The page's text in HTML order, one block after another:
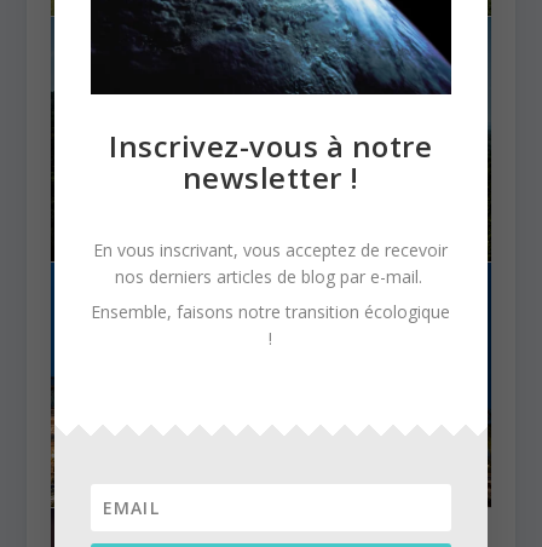
Inscrivez-vous à notre
newsletter !
En vous inscrivant, vous acceptez de recevoir
nos derniers articles de blog par e-mail.
Ensemble, faisons notre transition écologique
!